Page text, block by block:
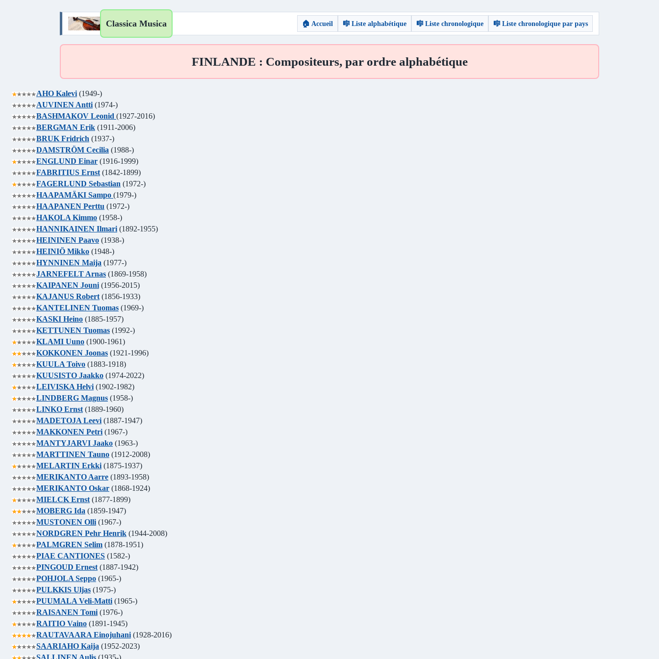
Classica Musica 🏠 Accueil 🎼 Liste alphabétique 🎼 Liste chronologique 🎼 Liste chronologique par pays
FINLANDE : Compositeurs, par ordre alphabétique
AHO Kalevi (1949-)
AUVINEN Antti (1974-)
BASHMAKOV Leonid (1927-2016)
BERGMAN Erik (1911-2006)
BRUK Fridrich (1937-)
DAMSTRÖM Cecilia (1988-)
ENGLUND Einar (1916-1999)
FABRITIUS Ernst (1842-1899)
FAGERLUND Sebastian (1972-)
HAAPAMÄKI Sampo (1979-)
HAAPANEN Perttu (1972-)
HAKOLA Kimmo (1958-)
HANNIKAINEN Ilmari (1892-1955)
HEININEN Paavo (1938-)
HEINIÖ Mikko (1948-)
HYNNINEN Maija (1977-)
JARNEFELT Arnas (1869-1958)
KAIPANEN Jouni (1956-2015)
KAJANUS Robert (1856-1933)
KANTELINEN Tuomas (1969-)
KASKI Heino (1885-1957)
KETTUNEN Tuomas (1992-)
KLAMI Uuno (1900-1961)
KOKKONEN Joonas (1921-1996)
KUULA Toivo (1883-1918)
KUUSISTO Jaakko (1974-2022)
LEIVISKA Helvi (1902-1982)
LINDBERG Magnus (1958-)
LINKO Ernst (1889-1960)
MADETOJA Leevi (1887-1947)
MAKKONEN Petri (1967-)
MANTYJARVI Jaako (1963-)
MARTTINEN Tauno (1912-2008)
MELARTIN Erkki (1875-1937)
MERIKANTO Aarre (1893-1958)
MERIKANTO Oskar (1868-1924)
MIELCK Ernst (1877-1899)
MOBERG Ida (1859-1947)
MUSTONEN Olli (1967-)
NORDGREN Pehr Henrik (1944-2008)
PALMGREN Selim (1878-1951)
PIAE CANTIONES (1582-)
PINGOUD Ernest (1887-1942)
POHJOLA Seppo (1965-)
PULKKIS Uljas (1975-)
PUUMALA Veli-Matti (1965-)
RAISANEN Tomi (1976-)
RAITIO Vaino (1891-1945)
RAUTAVAARA Einojuhani (1928-2016)
SAARIAHO Kaija (1952-2023)
SALLINEN Aulis (1935-)